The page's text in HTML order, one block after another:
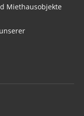
Miethausobjekte